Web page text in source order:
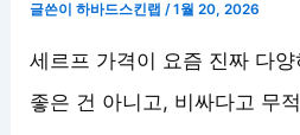
글쓴이하바드스킨랩/1월 20, 2026
세르프 가격이 요즘 진짜 다
좋은 건 아니고, 비싸다고 무